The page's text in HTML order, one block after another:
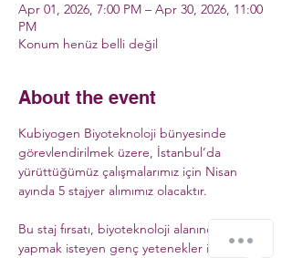
Apr 01, 2026, 7:00 PM – Apr 30, 2026, 11:00
PM
Konum henüz belli değil
About the event
Kubiyogen Biyoteknoloji bünyesinde
görevlendirilmek üzere, İstanbul’da
yürüttüğümüz çalışmalarımız için Nisan
ayında 5 stajyer alımımız olacaktır.
Bu staj fırsatı, biyoteknoloji alanında kariyer
yapmak isteyen genç yetenekler için eşsiz
How can we help you?